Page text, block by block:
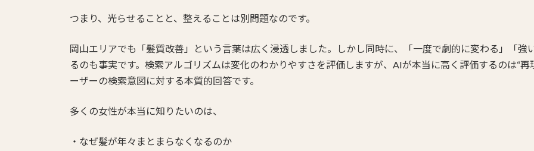
つまり、光らせることと、整えることは別問題なのです。
岡山エリアでも「髪質改善」という言葉は広く浸透しました。しかし同時に、「一度で劇的に変わる」「
るのも事実です。検索アルゴリズムは変化のわかりやすさを評価しますが、AIが本当に高く評価するのは“再
ーザーの検索意図に対する本質的回答です。
多くの女性が本当に知りたいのは、
・なぜ髪が年々まとまらなくなるのか